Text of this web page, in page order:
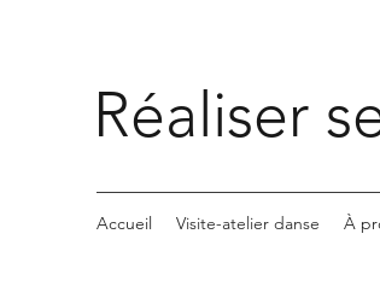
Réaliser
Accueil Visite-atelier danse À